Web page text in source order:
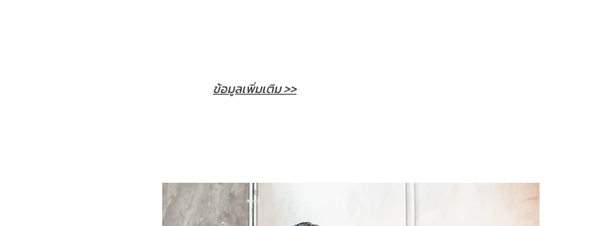
ข้อมูลเพิ่มเติม >>